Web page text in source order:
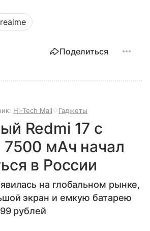
realme
Поделиться
Hi-Tech Mail Гаджеты
Redmi 17 с
7500 мАч начал
в России
на глобальном рынке,
экран и емкую батарею
рублей